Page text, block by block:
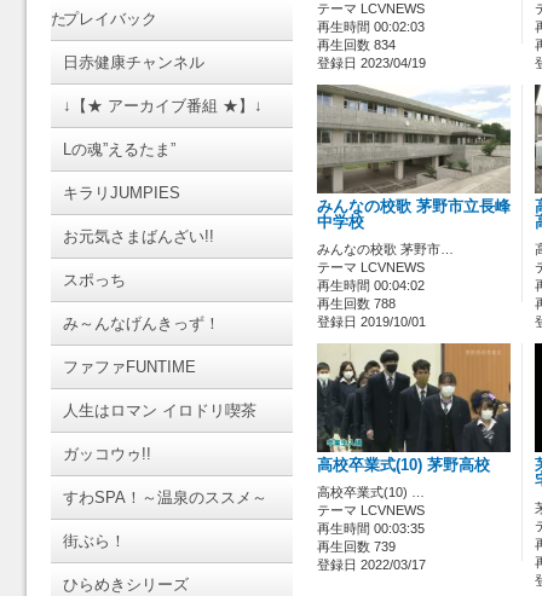
たプレイバック
日赤健康チャンネル
↓【★ アーカイブ番組 ★】↓
Lの魂”えるたま”
キラリJUMPIES
お元気さまばんざい!!
スポっち
み～んなげんきっず！
ファファFUNTIME
人生はロマン イロドリ喫茶
ガッコウゥ!!
すわSPA！～温泉のススメ～
街ぶら！
ひらめきシリーズ
テーマ LCVNEWS
再生時間 00:02:03
再生回数 834
登録日 2023/04/19
みんなの校歌 茅野市立長峰
中学校
みんなの校歌 茅野市…
テーマ LCVNEWS
再生時間 00:04:02
再生回数 788
登録日 2019/10/01
高校卒業式(10) 茅野高校
高校卒業式(10) …
テーマ LCVNEWS
再生時間 00:03:35
再生回数 739
登録日 2022/03/17